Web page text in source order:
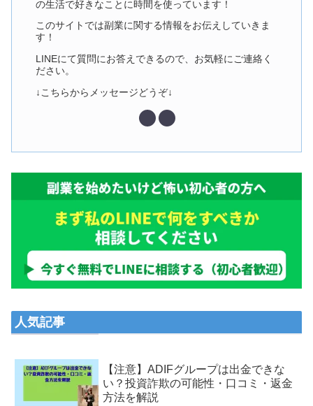
の生活で好きなことに時間を使っています！
このサイトでは副業に関する情報をお伝えしていきま
す！
LINEにて質問にお答えできるので、お気軽にご連絡く
ださい。
↓こちらからメッセージどうぞ↓
人気記事
【注意】ADIFグループは出金できな
い？投資詐欺の可能性・口コミ・返金
方法を解説